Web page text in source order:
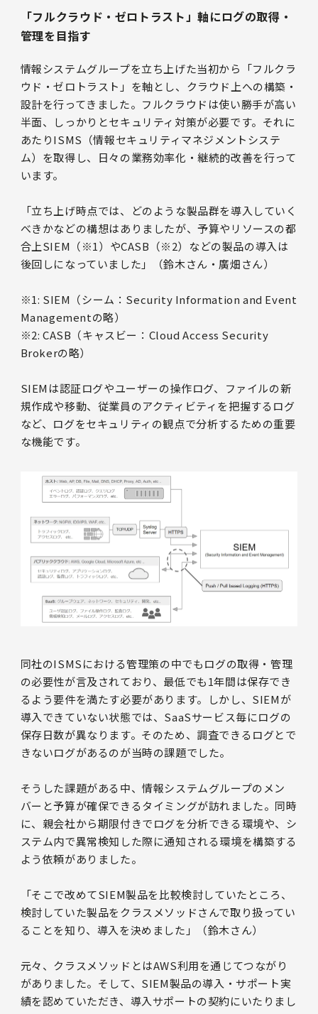
「フルクラウド・ゼロトラスト」軸にログの取得・
管理を目指す
情報システムグループを立ち上げた当初から「フルクラ
ウド・ゼロトラスト」を軸とし、クラウド上への構築・
設計を行ってきました。フルクラウドは使い勝手が高い
半面、しっかりとセキュリティ対策が必要です。それに
あたりISMS（情報セキュリティマネジメントシステ
ム）を取得し、日々の業務効率化・継続的改善を行って
います。
「立ち上げ時点では、どのような製品群を導入していく
べきかなどの構想はありましたが、予算やリソースの都
合上SIEM（※1）やCASB（※2）などの製品の導入は
後回しになっていました」（鈴木さん・廣畑さん）
※1: SIEM（シーム：Security Information and Event
Managementの略）
※2: CASB（キャスビー：Cloud Access Security
Brokerの略）
SIEMは認証ログやユーザーの操作ログ、ファイルの新
規作成や移動、従業員のアクティビティを把握するログ
など、ログをセキュリティの観点で分析するための重要
な機能です。
同社のISMSにおける管理策の中でもログの取得・管理
の必要性が言及されており、最低でも1年間は保存でき
るよう要件を満たす必要があります。しかし、SIEMが
導入できていない状態では、SaaSサービス毎にログの
保存日数が異なります。そのため、調査できるログとで
きないログがあるのが当時の課題でした。
そうした課題がある中、情報システムグループのメン
バーと予算が確保できるタイミングが訪れました。同時
に、親会社から期限付きでログを分析できる環境や、シ
ステム内で異常検知した際に通知される環境を構築する
よう依頼がありました。
「そこで改めてSIEM製品を比較検討していたところ、
検討していた製品をクラスメソッドさんで取り扱ってい
ることを知り、導入を決めました」（鈴木さん）
元々、クラスメソッドとはAWS利用を通じてつながり
がありました。そして、SIEM製品の導入・サポート実
績を認めていただき、導入サポートの契約にいたりまし